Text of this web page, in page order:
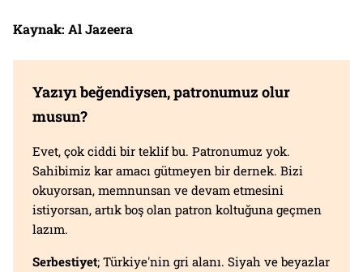
Kaynak: Al Jazeera
Yazıyı beğendiysen, patronumuz olur
musun?
Evet, çok ciddi bir teklif bu. Patronumuz yok.
Sahibimiz kar amacı gütmeyen bir dernek. Bizi
okuyorsan, memnunsan ve devam etmesini
istiyorsan, artık boş olan patron koltuğuna geçmen
lazım.
Serbestiyet; Türkiye'nin gri alanı. Siyah ve beyazlar